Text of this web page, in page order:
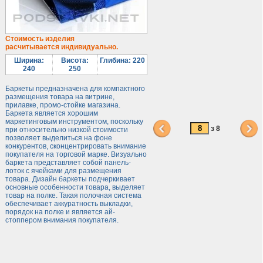
Лототрони
Під посуд
Під поліграфію
Навісні кишені
Менюхолдери
Під біжутерію
Гірки та подіуми
Під косметику
Під солодке
Для хот-догів
Лототрони
Ящики з акрилу
Цінники
Засоби захисту
Стоимость изделия
расчитывается индивидуально.
Ширина:
240
Висота:
250
Глибина: 220
Баркеты предназначена для компактного
размещения товара на витрине,
прилавке, промо-стойке магазина.
Баркета является хорошим
маркетинговым инструментом, поскольку
при относительно низкой стоимости
позволяет выделиться на фоне
конкурентов, сконцентрировать внимание
покупателя на торговой марке. Визуально
баркета представляет собой панель-
лоток с ячейками для размещения
товара. Дизайн баркеты подчеркивает
основные особенности товара, выделяет
товар на полке. Такая полочная система
обеспечивает аккуратность выкладки,
порядок на полке и является ай-
стоппером внимания покупателя.
з 8